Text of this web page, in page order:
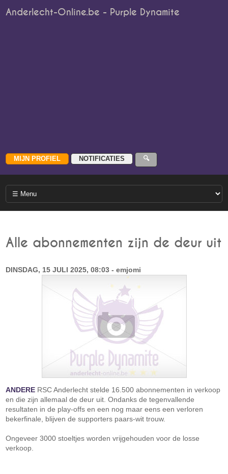
Anderlecht-Online.be - Purple Dynamite
Alle abonnementen zijn de deur uit
DINSDAG, 15 JULI 2025, 08:03 - emjomi
ANDERE RSC Anderlecht stelde 16.500 abonnementen in verkoop
en die zijn allemaal de deur uit. Ondanks de tegenvallende
resultaten in de play-offs en een nog maar eens een verloren
bekerfinale, blijven de supporters paars-wit trouw.
Ongeveer 3000 stoeltjes worden vrijgehouden voor de losse
verkoop.